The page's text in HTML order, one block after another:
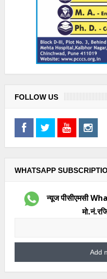
FOLLOW US
WHATSAPP
न्यूज पीसीएमसी